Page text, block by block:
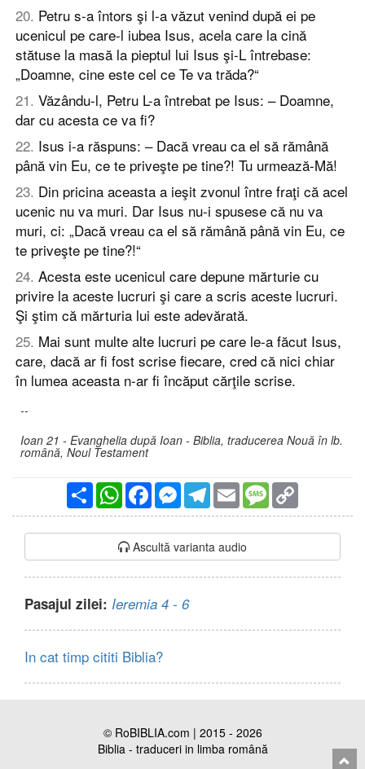
20. Petru s-a întors şi l-a văzut venind după ei pe
ucenicul pe care-l iubea Isus, acela care la cină
stătuse la masă la pieptul lui Isus şi-L întrebase:
„Doamne, cine este cel ce Te va trăda?“
21. Văzându-l, Petru L-a întrebat pe Isus: – Doamne,
dar cu acesta ce va fi?
22. Isus i-a răspuns: – Dacă vreau ca el să rămână
până vin Eu, ce te priveşte pe tine?! Tu urmează-Mă!
23. Din pricina aceasta a ieşit zvonul între fraţi că acel
ucenic nu va muri. Dar Isus nu-i spusese că nu va
muri, ci: „Dacă vreau ca el să rămână până vin Eu, ce
te priveşte pe tine?!“
24. Acesta este ucenicul care depune mărturie cu
privire la aceste lucruri şi care a scris aceste lucruri.
Şi ştim că mărturia lui este adevărată.
25. Mai sunt multe alte lucruri pe care le-a făcut Isus,
care, dacă ar fi fost scrise fiecare, cred că nici chiar
în lumea aceasta n-ar fi încăput cărţile scrise.
--
Ioan 21 - Evanghelia după Ioan - Biblia, traducerea Nouă în lb.
română, Noul Testament
PartajareWhatsAppFacebookMessengerTelegram
Email Message
Ascultă varianta audio
Pasajul zilei: Ieremia 4 - 6
In cat timp cititi Biblia?
© RoBIBLIA.com | 2015 - 2026
Biblia - traduceri in limba română